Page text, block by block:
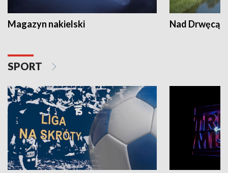
Magazyn nakielski Nad Drwęcą
SPORT